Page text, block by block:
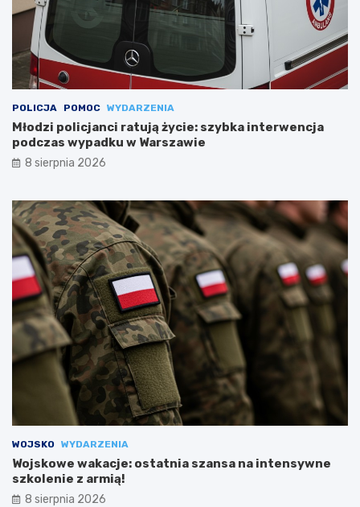
POLICJA POMOC WYDARZENIA
Młodzi policjanci ratują życie: szybka interwencja
podczas wypadku w Warszawie
8 sierpnia 2026
WOJSKO WYDARZENIA
Wojskowe wakacje: ostatnia szansa na intensywne
szkolenie z armią!
8 sierpnia 2026